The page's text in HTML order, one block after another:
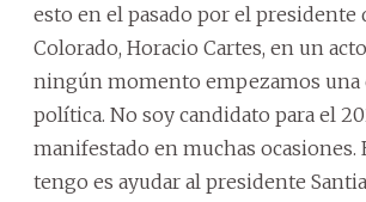
esto en el pasado por el presidente
Colorado, Horacio Cartes, en un
ningún momento empezamos una
política. No soy candidato para el
manifestado en muchas ocasiones.
tengo es ayudar al presidente